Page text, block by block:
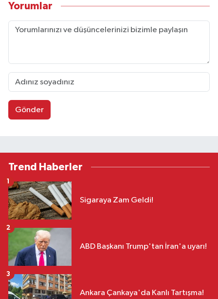
Yorumlar
Gönder
Trend Haberler
Sigaraya Zam Geldi!
1
ABD Başkanı Trump'tan İran'a uyarı!
2
Ankara Çankaya'da Kanlı Tartışma!
3